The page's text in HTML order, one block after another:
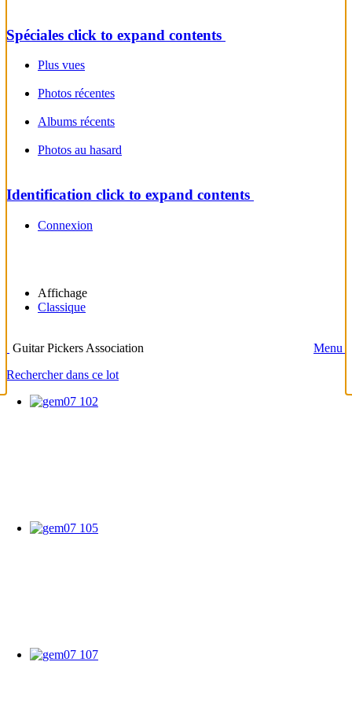
Spéciales click to expand contents
Plus vues
Photos récentes
Albums récents
Photos au hasard
Identification click to expand contents
Connexion
Affichage
Classique
Guitar Pickers Association
Menu
Rechercher dans ce lot